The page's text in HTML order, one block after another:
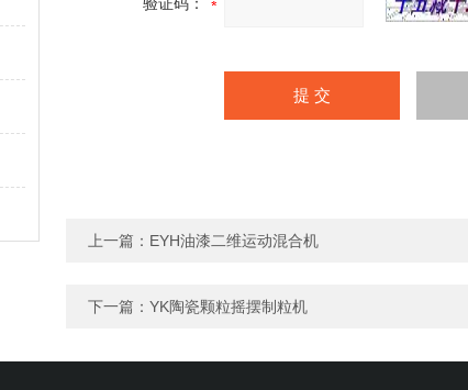
上一篇： EYH油漆二维运动混合机
下一篇： YK陶瓷颗粒摇摆制粒机